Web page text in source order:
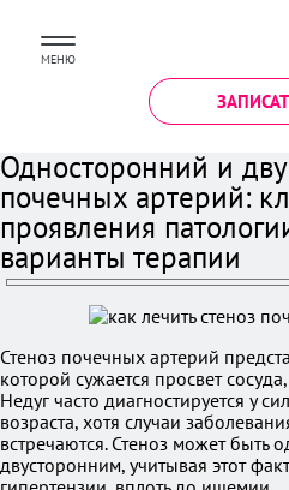
МЕНЮ
Односторонний и
почечных артерий:
проявления
варианты терапии
Стеноз почечных артерий
которой сужается просвет
Недуг часто диагностируется у
возраста, хотя случаи
встречаются. Стеноз может быть
двусторонним, учитывая этот